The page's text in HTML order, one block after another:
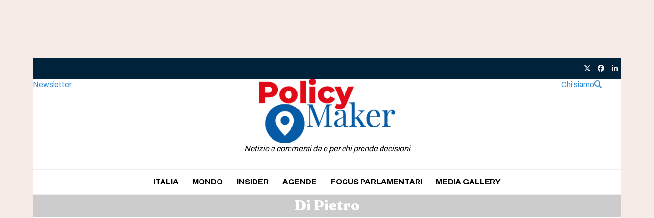
TwitterFacebook
LinkedIn
Chi siamo
Newsletter
Notizie e commenti da e per chi prende decisioni
ITALIA MONDO INSIDER AGENDE FOCUS PARLAMENTARI MEDIA GALLERY
Di Pietro